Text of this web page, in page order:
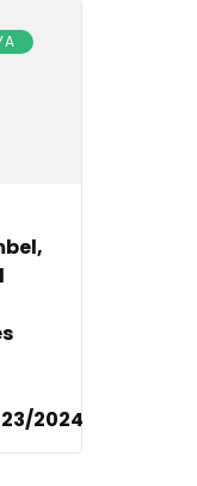
2024